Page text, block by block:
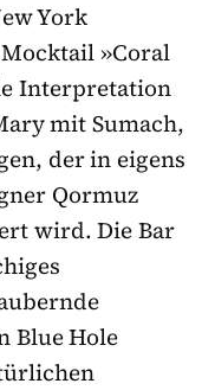
York
»Coral
Interpretation
mit Sumach,
der in eigens
Qormuz
wird. Die Bar
Blue Hole